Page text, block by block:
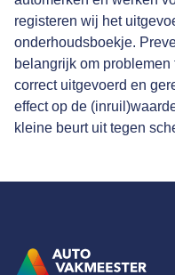
registeren wij het
onderhoudsboekje.
belangrijk om
correct uitgevoerd en
effect op de
kleine beurt uit tegen